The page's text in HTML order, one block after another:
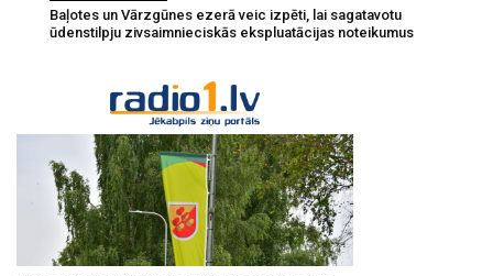
Baļotes un Vārzgūnes ezerā veic izpēti, lai sagatavotu
ūdenstilpju zivsaimnieciskās ekspluatācijas noteikumus